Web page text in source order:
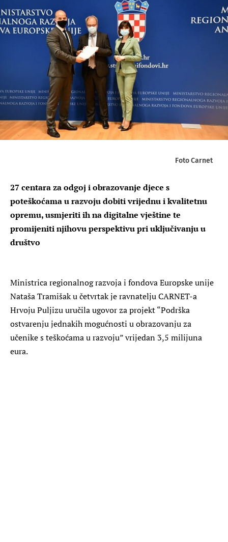
Foto Carnet
27 centara za odgoj i obrazovanje djece s
poteškoćama u razvoju dobiti vrijednu i kvalitetnu
opremu, usmjeriti ih na digitalne vještine te
promijeniti njihovu perspektivu pri uključivanju u
društvo
Ministrica regionalnog razvoja i fondova Europske unije
Nataša Tramišak u četvrtak je ravnatelju CARNET-a
Hrvoju Puljizu uručila ugovor za projekt “Podrška
ostvarenju jednakih mogućnosti u obrazovanju za
učenike s teškoćama u razvoju” vrijedan 3,5 milijuna
eura.